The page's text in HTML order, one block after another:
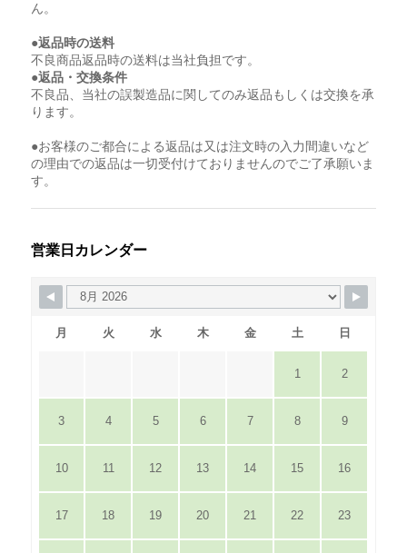
ん。
●返品時の送料
不良商品返品時の送料は当社負担です。
●返品・交換条件
不良品、当社の誤製造品に関してのみ返品もしくは交換を承
ります。
●お客様のご都合による返品は又は注文時の入力間違いなど
の理由での返品は一切受付けておりませんのでご了承願いま
す。
営業日カレンダー
月 火 水 木 金 土 日
1 2
3 4 5 6 7 8 9
10 11 12 13 14 15 16
17 18 19 20 21 22 23